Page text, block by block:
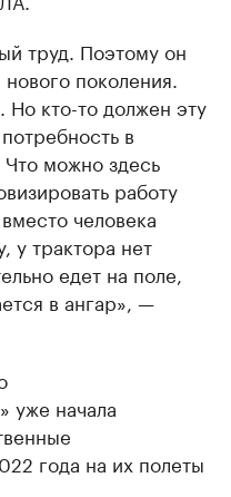
труд. Поэтому он
поколения.
Но кто-то должен эту
в
Что можно здесь
работу
человека
у трактора нет
едет на поле,
в ангар», —
уже начала
года на их полеты